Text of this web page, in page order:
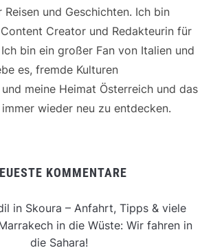
und Geschichten. Ich bin
Creator und Redakteurin für
bin ein großer Fan von Italien und
es, fremde Kulturen
meine Heimat Österreich und das
wieder neu zu entdecken.
KOMMENTARE
in Skoura – Anfahrt, Tipps & viele
in die Wüste: Wir fahren in
die Sahara!